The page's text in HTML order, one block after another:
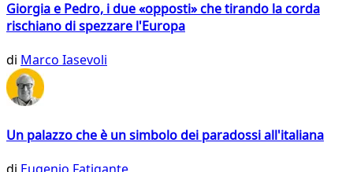
Giorgia e Pedro, i due «opposti» che tirando la corda
rischiano di spezzare l'Europa
di Marco Iasevoli
Un palazzo che è un simbolo dei paradossi all'italiana